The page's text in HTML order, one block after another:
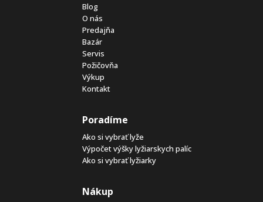
Blog
O nás
Predajňa
Bazár
Servis
Požičovňa
Výkup
Kontakt
Poradíme
Ako si vybrať lyže
Výpočet výšky lyžiarskych palíc
Ako si vybrať lyžiarky
Nákup